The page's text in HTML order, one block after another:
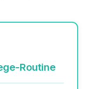
Routine